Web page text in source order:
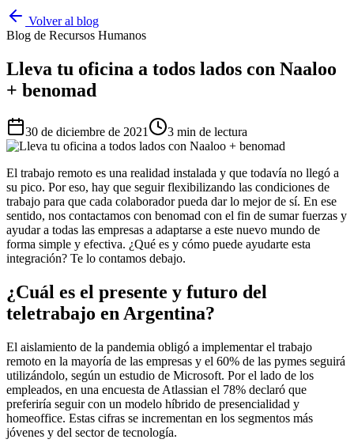
Volver al blog
Blog de Recursos Humanos
Lleva tu oficina a todos lados con Naaloo
+ benomad
30 de diciembre de 2021 3 min de lectura
El trabajo remoto es una realidad instalada y que todavía no llegó a
su pico. Por eso, hay que seguir flexibilizando las condiciones de
trabajo para que cada colaborador pueda dar lo mejor de sí. En ese
sentido, nos contactamos con benomad con el fin de sumar fuerzas y
ayudar a todas las empresas a adaptarse a este nuevo mundo de
forma simple y efectiva. ¿Qué es y cómo puede ayudarte esta
integración? Te lo contamos debajo.
¿Cuál es el presente y futuro del
teletrabajo en Argentina?
El aislamiento de la pandemia obligó a implementar el trabajo
remoto en la mayoría de las empresas y el 60% de las pymes seguirá
utilizándolo, según un estudio de Microsoft. Por el lado de los
empleados, en una encuesta de Atlassian el 78% declaró que
preferiría seguir con un modelo híbrido de presencialidad y
homeoffice. Estas cifras se incrementan en los segmentos más
jóvenes y del sector de tecnología.